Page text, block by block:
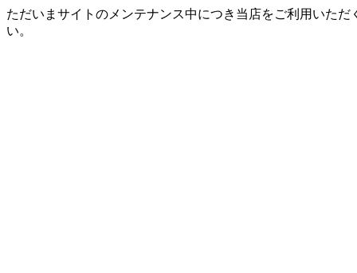
ただいまサイトのメンテナンス中につき当店をご利用いた
い。